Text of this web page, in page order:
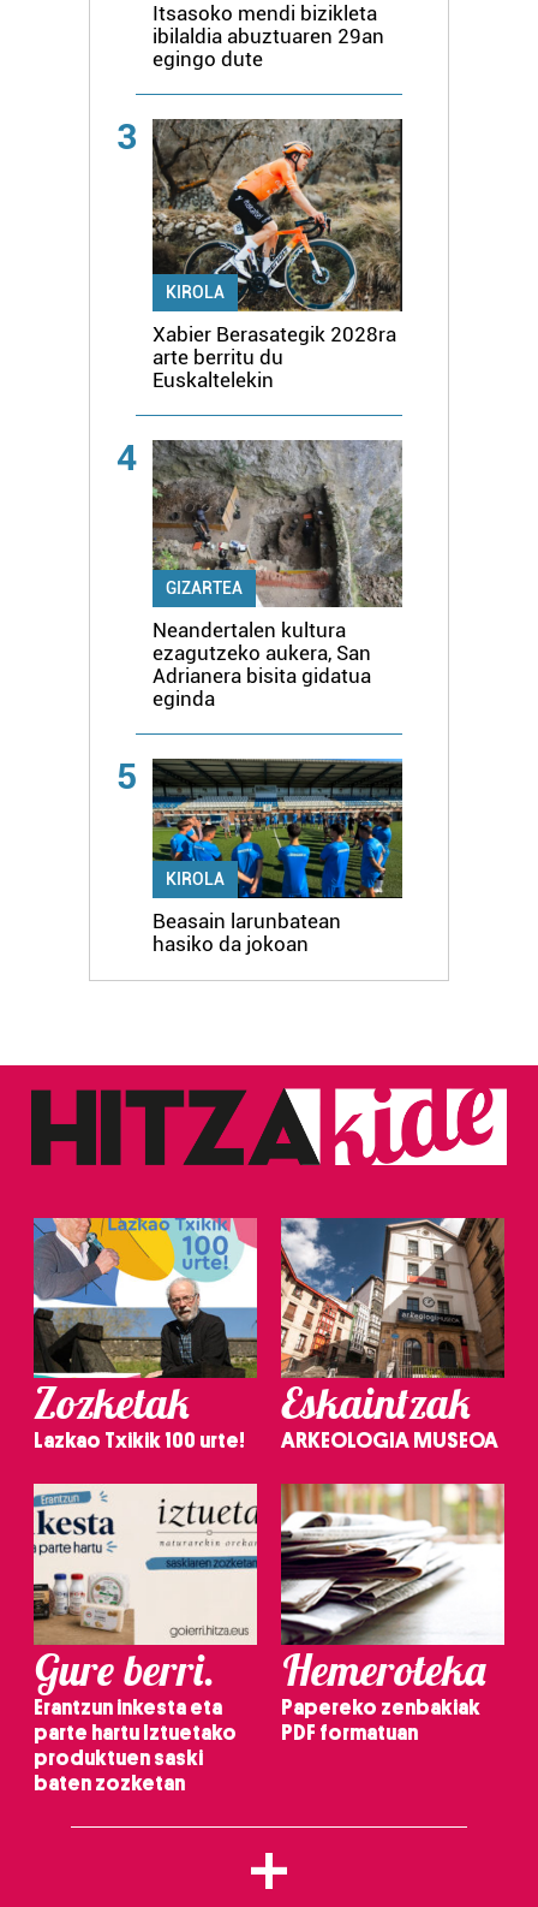
Itsasoko mendi bizikleta
ibilaldia abuztuaren 29an
egingo dute
3
KIROLA
Xabier Berasategik 2028ra
arte berritu du
Euskaltelekin
4
GIZARTEA
Neandertalen kultura
ezagutzeko aukera, San
Adrianera bisita gidatua
eginda
5
KIROLA
Beasain larunbatean
hasiko da jokoan
Zozketak
Lazkao Txikik 100 urte!
Eskaintzak
ARKEOLOGIA MUSEOA
Gure berri.
Erantzun inkesta eta
parte hartu Iztuetako
produktuen saski
baten zozketan
Hemeroteka
Papereko zenbakiak
PDF formatuan
+